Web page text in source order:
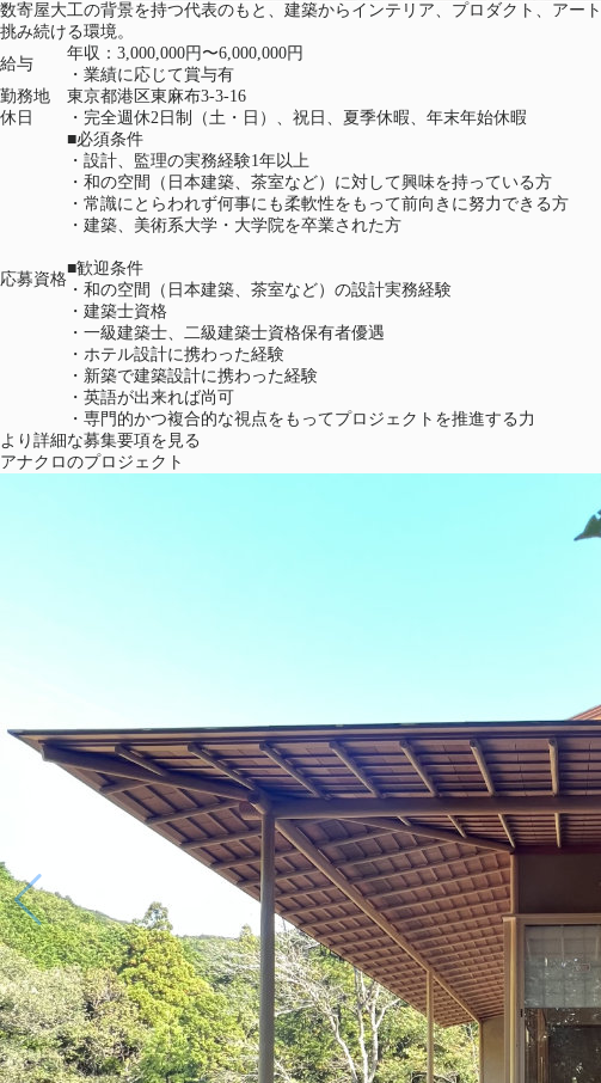
数寄屋大工の背景を持つ代表のもと、建築からインテリア、プロダクト、ア
挑み続ける環境。
給与
年収：3,000,000円〜6,000,000円
・業績に応じて賞与有
勤務地
東京都港区東麻布3-3-16
休日
・完全週休2日制（土・日）、祝日、夏季休暇、年末年始休暇
応募資格
■必須条件
・設計、監理の実務経験1年以上
・和の空間（日本建築、茶室など）に対して興味を持っている方
・常識にとらわれず何事にも柔軟性をもって前向きに努力できる方
・建築、美術系大学・大学院を卒業された方
■歓迎条件
・和の空間（日本建築、茶室など）の設計実務経験
・建築士資格
・一級建築士、二級建築士資格保有者優遇
・ホテル設計に携わった経験
・新築で建築設計に携わった経験
・英語が出来れば尚可
・専門的かつ複合的な視点をもってプロジェクトを推進する力
より詳細な募集要項を見る
アナクロのプロジェクト